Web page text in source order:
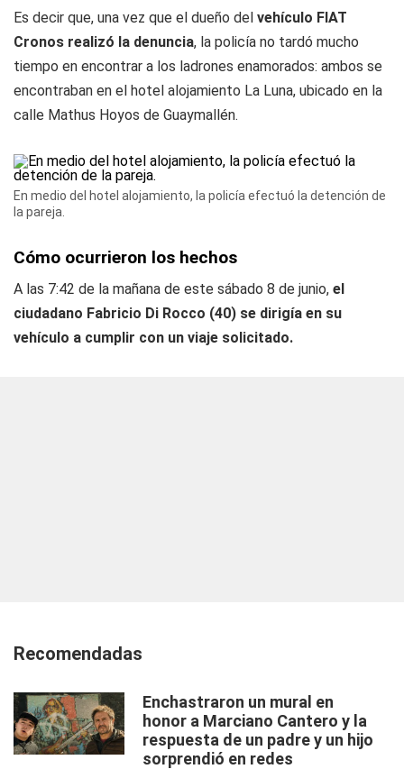
Es decir que, una vez que el dueño del vehículo FIAT
Cronos realizó la denuncia, la policía no tardó mucho
tiempo en encontrar a los ladrones enamorados: ambos se
encontraban en el hotel alojamiento La Luna, ubicado en la
calle Mathus Hoyos de Guaymallén.
En medio del hotel alojamiento, la policía efectuó la detención de
la pareja.
Cómo ocurrieron los hechos
A las 7:42 de la mañana de este sábado 8 de junio, el
ciudadano Fabricio Di Rocco (40) se dirigía en su
vehículo a cumplir con un viaje solicitado.
Recomendadas
Enchastraron un mural en
honor a Marciano Cantero y la
respuesta de un padre y un hijo
sorprendió en redes